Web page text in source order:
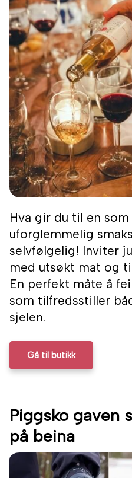
Hva gir du til en som
uforglemmelig
selvfølgelig! Inviter
med utsøkt mat og
En perfekt måte å
som tilfredsstiller
sjelen.
Gå til butikk
Piggsko gaven
på beina